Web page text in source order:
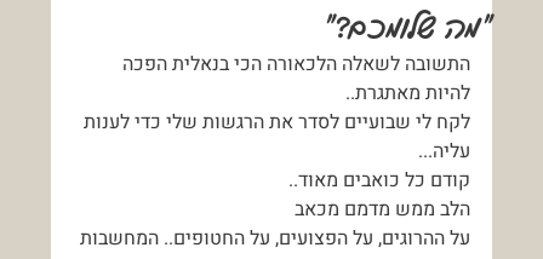
"מה שלומכם?"
התשובה לשאלה הלכאורה הכי בנאלית הפכה
להיות מאתגרת..
לקח לי שבועיים לסדר את הרגשות שלי כדי לענות
עליה...
קודם כל כואבים מאוד..
הלב ממש מדמם מכאב
על ההרוגים, על הפצועים, על החטופים.. המחשבות